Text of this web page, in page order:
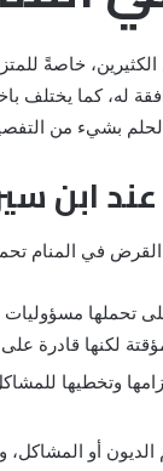
خاصةً
له، كما يختلف
بشيء من
ابن
في المنام
تحملها مسؤوليات
لكنها قادرة على
وتخطيها
أو المشاكل،
رؤية
الحمام
في